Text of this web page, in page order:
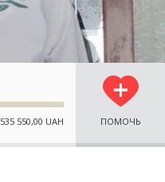
535 550,00 UAH ПОМОЧЬ